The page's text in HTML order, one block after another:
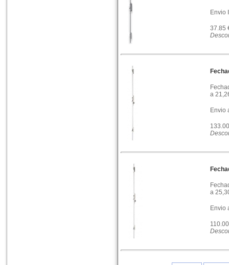
Envio
37.85
a
Envio
a
Envio